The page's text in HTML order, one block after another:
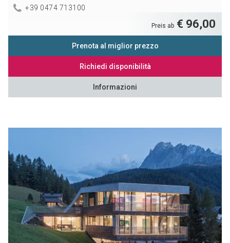
+39 0474 713100
Preis ab € 96,00
Prenota al miglior prezzo
Richiedi disponibilità
Informazioni